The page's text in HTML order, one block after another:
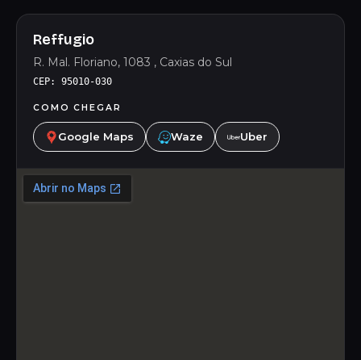
Reffugio
R. Mal. Floriano, 1083 , Caxias do Sul
CEP: 95010-030
COMO CHEGAR
Google Maps Waze Uber